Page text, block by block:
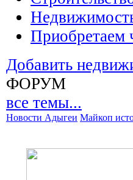
Приобретаем
Добавить
ФОРУМ
все темы...
Новости Адыгеи Майкоп